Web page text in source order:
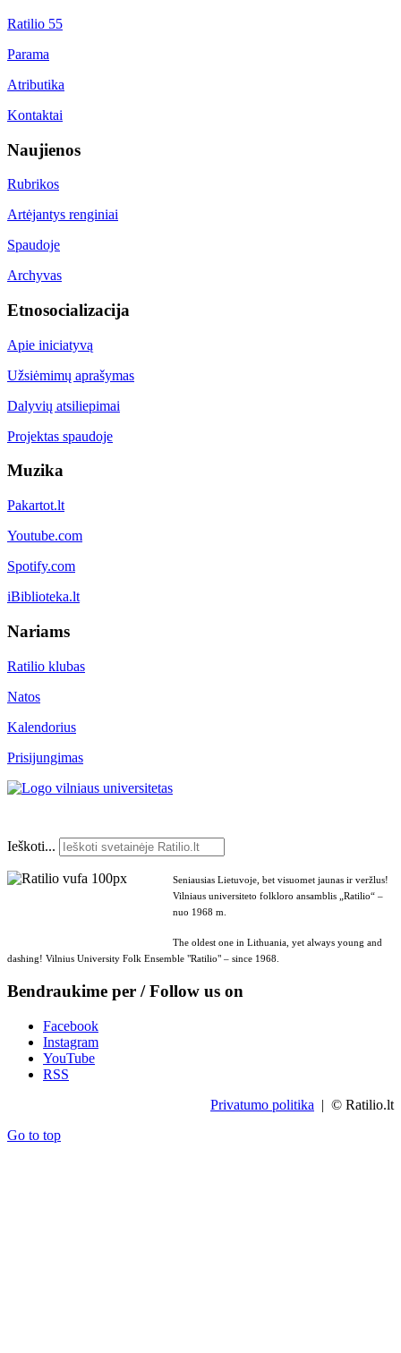
Ratilio 55
Parama
Atributika
Kontaktai
Naujienos
Rubrikos
Artėjantys renginiai
Spaudoje
Archyvas
Etnosocializacija
Apie iniciatyvą
Užsiėmimų aprašymas
Dalyvių atsiliepimai
Projektas spaudoje
Muzika
Pakartot.lt
Youtube.com
Spotify.com
iBiblioteka.lt
Nariams
Ratilio klubas
Natos
Kalendorius
Prisijungimas
Ieškoti...
Seniausias Lietuvoje, bet visuomet jaunas ir veržlus!
Vilniaus universiteto folkloro ansamblis „Ratilio“ –
nuo 1968 m.
The oldest one in Lithuania, yet always young and
dashing! Vilnius University Folk Ensemble "Ratilio" – since 1968.
Bendraukime per / Follow us on
Facebook
Instagram
YouTube
RSS
Privatumo politika | © Ratilio.lt
Go to top